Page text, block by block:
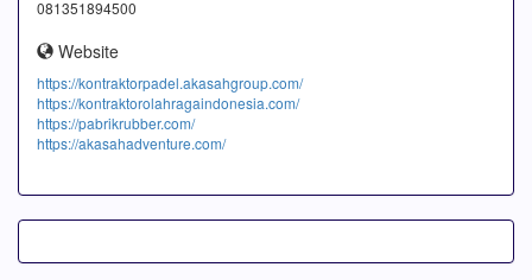
081351894500
Website
https://kontraktorpadel.akasahgroup.com/
https://kontraktorolahragaindonesia.com/
https://pabrikrubber.com/
https://akasahadventure.com/